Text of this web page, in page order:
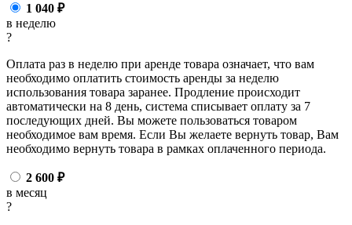
1 040 ₽
в неделю
?
Оплата раз в неделю при аренде товара означает, что вам
необходимо оплатить стоимость аренды за неделю
использования товара заранее. Продление происходит
автоматически на 8 день, система списывает оплату за 7
последующих дней. Вы можете пользоваться товаром
необходимое вам время. Если Вы желаете вернуть товар, Вам
необходимо вернуть товара в рамках оплаченного периода.
2 600 ₽
в месяц
?